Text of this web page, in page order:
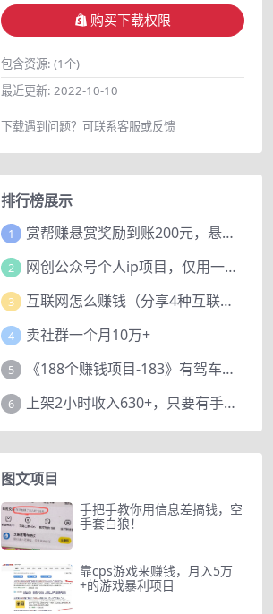
购买下载权限
包含资源: (1个)
最近更新: 2022-10-10
下载遇到问题？可联系客服或反馈
排行榜展示
1 赏帮赚悬赏奖励到账200元，悬赏任务多劳多得，人人可做。
2 网创公众号个人ip项目，仅用一篇文章做到全网引流！
3 互联网怎么赚钱（分享4种互联网赚钱模式）
4 卖社群一个月10万+
5 《188个赚钱项目-183》有驾车评项目，动动小手，复制粘贴赚44元！
6 上架2小时收入630+，只要有手就能做的AI搞钱项目，奶奶看完都能学会!
图文项目
手把手教你用信息差搞钱，空
手套白狼！
靠cps游戏来赚钱，月入5万
+的游戏暴利项目